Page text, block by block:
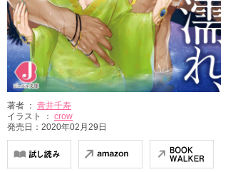
著者 ： 青井千寿
イラスト ： crow
発売日：2020年02月29日